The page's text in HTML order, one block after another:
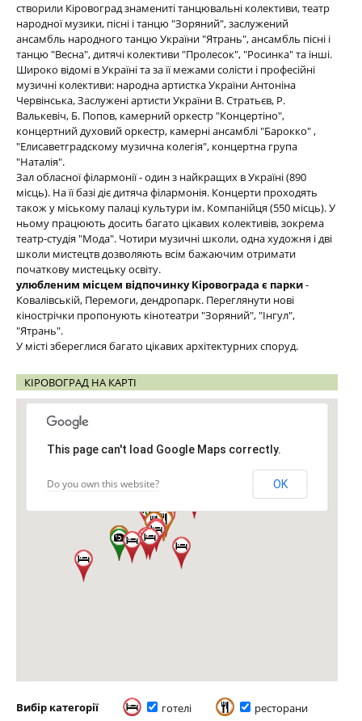
створили Кіровоград знамениті танцювальні колективи, театр
народної музики, пісні і танцю "Зоряний", заслужений
ансамбль народного танцю України "Ятрань", ансамбль пісні і
танцю "Весна", дитячі колективи "Пролесок", "Росинка" та інші.
Широко відомі в Україні та за її межами солісти і професійні
музичні колективи: народна артистка України Антоніна
Червiнська, Заслужені артисти України В. Стратьєв, Р.
Валькевіч, Б. Попов, камерний оркестр "Концертiно",
концертний духовий оркестр, камерні ансамблі "Барокко" ,
"Елисаветградскому музична колегія", концертна група
"Наталія".
Зал обласної філармонії - один з найкращих в Україні (890
місць). На її базі діє дитяча філармонія. Концерти проходять
також у міському палаці культури ім. Компанійця (550 місць). У
ньому працюють досить багато цікавих колективів, зокрема
театр-студія "Мода". Чотири музичні школи, одна художня і дві
школи мистецтв дозволяють всім бажаючим отримати
початкову мистецьку освіту.
улюбленим місцем відпочинку Кіровограда є парки-
Ковалівській, Перемоги, дендропарк. Переглянути нові
кінострічки пропонують кінотеатри "Зоряний", "Інгул",
"Ятрань".
У місті збереглися багато цікавих архітектурних споруд.
КІРОВОГРАД НА КАРТІ
This page can't load Google Maps correctly.
Do you own this website? OK
Вибір категорії готелі ресторани